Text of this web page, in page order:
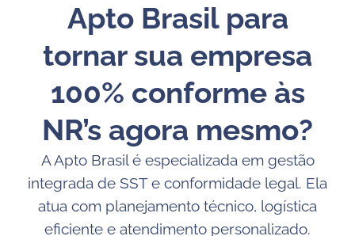
Apto Brasil para
tornar sua empresa
100% conforme às
NR’s agora mesmo?
A Apto Brasil é especializada em gestão
integrada de SST e conformidade legal. Ela
atua com planejamento técnico, logística
eficiente e atendimento personalizado.